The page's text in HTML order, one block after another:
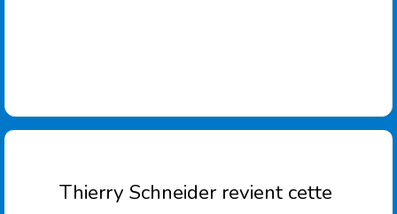
Thierry Schneider revient cette